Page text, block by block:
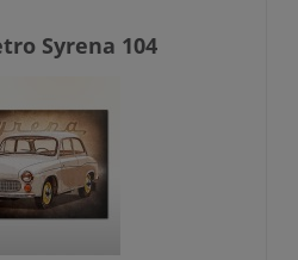
Syrena 104